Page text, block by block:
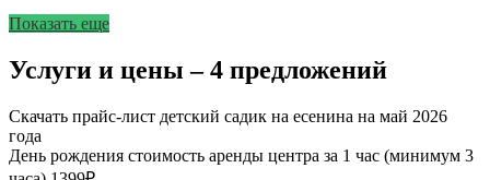
Показать еще
Услуги и цены – 4 предложений
Скачать прайс-лист детский садик на есенина на май 2026
года
День рождения стоимость аренды центра за 1 час (минимум 3